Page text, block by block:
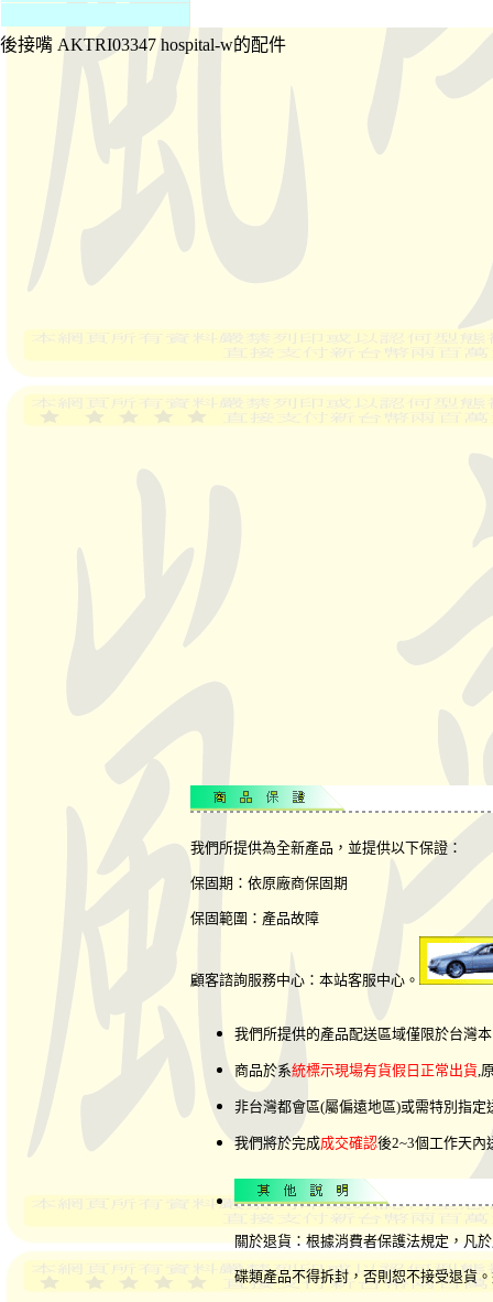
後接嘴 AKTRI03347 hospital-w的配件
我們所提供為全新產品，並提供以下保證：
保固期：依原廠商保固期
保固範圍：產品故障
顧客諮詢服務中心：本站客服中心。
我們所提供的產品配送區域僅限於台灣
商品於系統標示現場有貨假日正常出貨,
非台灣都會區(屬偏遠地區)或需特別指
我們將於完成成交確認後2~3個工作天內
關於退貨：根據消費者保護法規定，凡
碟類產品不得拆封，否則恕不接受退貨